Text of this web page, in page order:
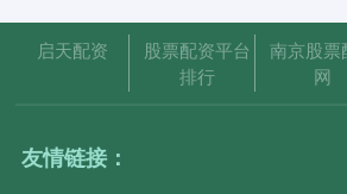
启天配资
股票配资平台
排行
南京股票
网
友情链接：